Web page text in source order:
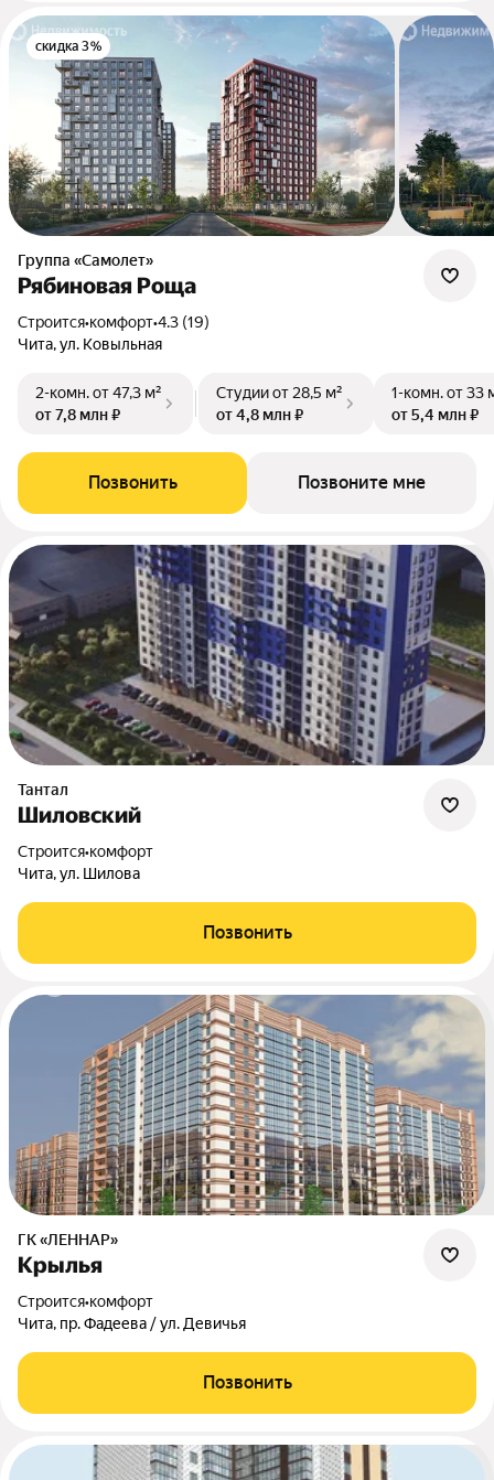
скидка 3%
Группа «Самолет»
Рябиновая Роща
Строится•комфорт•4.3 (19)
Чита, ул. Ковыльная
2-комн.от 47,3 м²
от 7,8 млн ₽
Студииот 28,5 м²
от 4,8 млн ₽
1-комн.от 33
от 5,4 млн ₽
Позвонить Позвоните мне
Тантал
Шиловский
Строится•комфорт
Чита, ул. Шилова
Позвонить
ГК «ЛЕННАР»
Крылья
Строится•комфорт
Чита, пр. Фадеева / ул. Девичья
Позвонить